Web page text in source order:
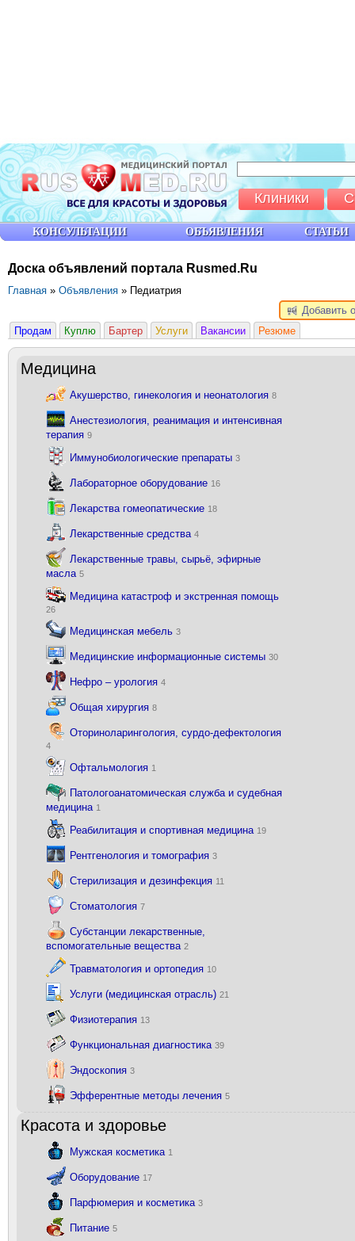
Доска объявлений портала Rusmed.Ru
Главная » Объявления » Педиатрия
Добавить
Продам
Куплю Бартер Услуги Вакансии Резюме
Медицина
Акушерство, гинекология и неонатология 8
Анестезиология, реанимация и интенсивная
терапия 9
Иммунобиологические препараты 3
Лабораторное оборудование 16
Лекарства гомеопатические 18
Лекарственные средства 4
Лекарственные травы, сырьё, эфирные
масла 5
Медицина катастроф и экстренная помощь
26
Медицинская мебель 3
Медицинские информационные системы 30
Нефро – урология 4
Общая хирургия 8
Оториноларингология, сурдо-дефектология
4
Офтальмология 1
Патологоанатомическая служба и судебная
медицина 1
Реабилитация и спортивная медицина 19
Рентгенология и томография 3
Стерилизация и дезинфекция 11
Стоматология 7
Субстанции лекарственные,
вспомогательные вещества 2
Травматология и ортопедия 10
Услуги (медицинская отрасль) 21
Физиотерапия 13
Функциональная диагностика 39
Эндоскопия 3
Эфферентные методы лечения 5
Красота и здоровье
Мужская косметика 1
Оборудование 17
Парфюмерия и косметика 3
Питание 5
КОНСУЛЬТАЦИИ ОБЪЯВЛЕНИЯ СТАТЬИ
Клиники